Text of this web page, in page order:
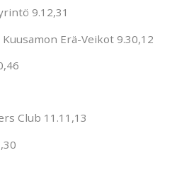
9.12,31
Kuusamon Erä-Veikot 9.30,12
Club 11.11,13